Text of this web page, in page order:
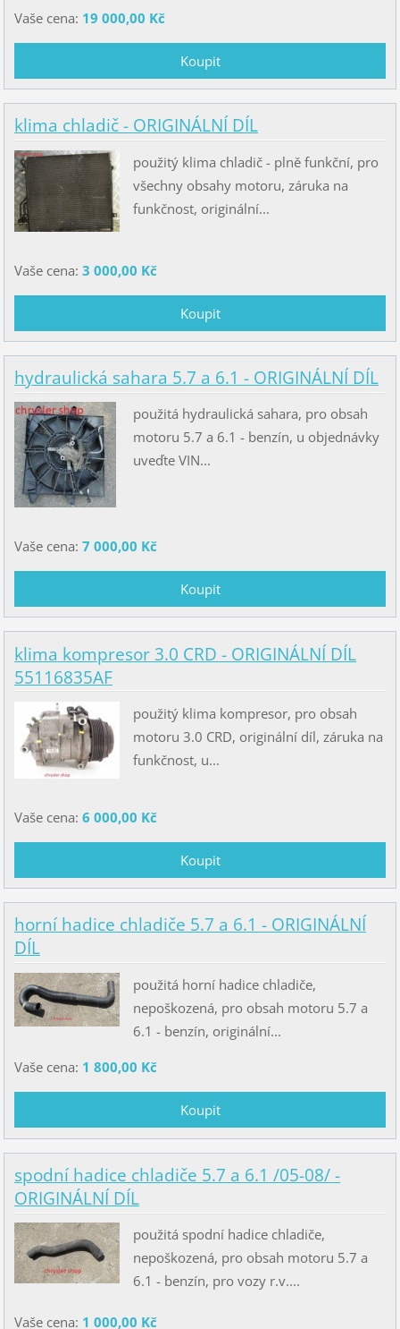
Vaše cena: 19 000,00 Kč
klima chladič - ORIGINÁLNÍ DÍL
použitý klima chladič - plně funkční, pro
všechny obsahy motoru, záruka na
funkčnost, originální...
Vaše cena: 3 000,00 Kč
hydraulická sahara 5.7 a 6.1 - ORIGINÁLNÍ DÍL
použitá hydraulická sahara, pro obsah
motoru 5.7 a 6.1 - benzín, u objednávky
uveďte VIN...
Vaše cena: 7 000,00 Kč
klima kompresor 3.0 CRD - ORIGINÁLNÍ DÍL
55116835AF
použitý klima kompresor, pro obsah
motoru 3.0 CRD, originální díl, záruka na
funkčnost, u...
Vaše cena: 6 000,00 Kč
horní hadice chladiče 5.7 a 6.1 - ORIGINÁLNÍ
DÍL
použitá horní hadice chladiče,
nepoškozená, pro obsah motoru 5.7 a
6.1 - benzín, originální...
Vaše cena: 1 800,00 Kč
spodní hadice chladiče 5.7 a 6.1 /05-08/ -
ORIGINÁLNÍ DÍL
použitá spodní hadice chladiče,
nepoškozená, pro obsah motoru 5.7 a
6.1 - benzín, pro vozy r.v....
Vaše cena: 1 000,00 Kč